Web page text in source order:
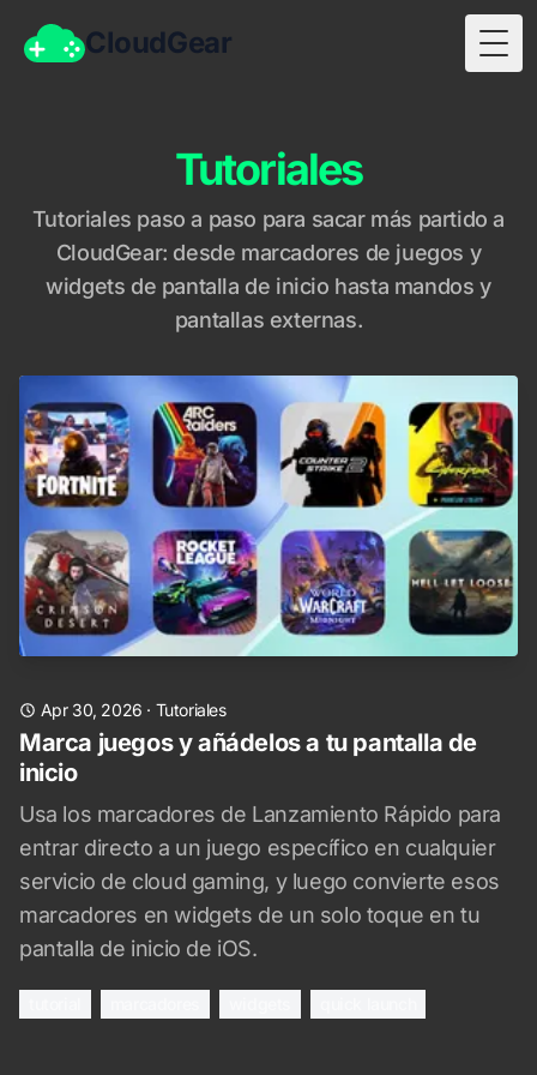
CloudGear
Tutoriales
Tutoriales paso a paso para sacar más partido a
CloudGear: desde marcadores de juegos y
widgets de pantalla de inicio hasta mandos y
pantallas externas.
Apr 30, 2026 · Tutoriales
Marca juegos y añádelos a tu pantalla de
inicio
Usa los marcadores de Lanzamiento Rápido para
entrar directo a un juego específico en cualquier
servicio de cloud gaming, y luego convierte esos
marcadores en widgets de un solo toque en tu
pantalla de inicio de iOS.